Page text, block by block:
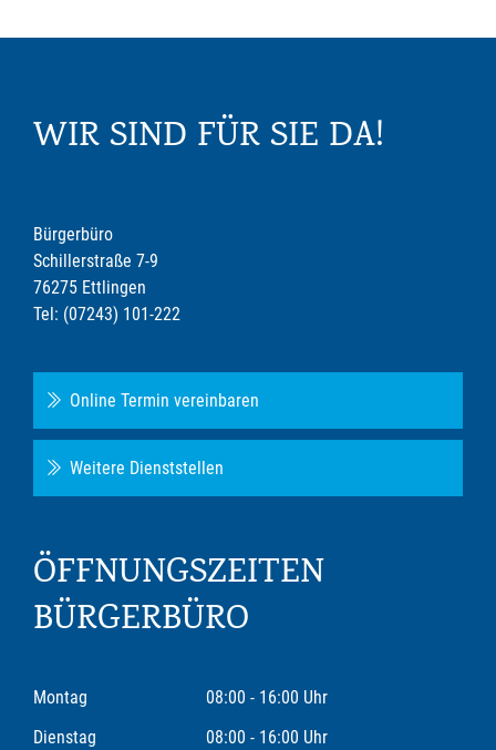
WIR SIND FÜR SIE DA!
Bürgerbüro
Schillerstraße 7-9
76275 Ettlingen
Tel: (07243) 101-222
Online Termin vereinbaren
Weitere Dienststellen
ÖFFNUNGSZEITEN
BÜRGERBÜRO
Montag
08:00 - 16:00 Uhr
Dienstag
08:00 - 16:00 Uhr